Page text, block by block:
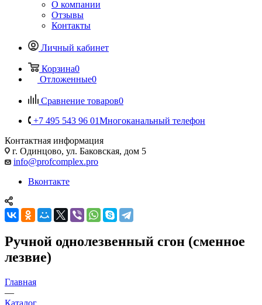
О компании
Отзывы
Контакты
Личный кабинет
Корзина0
Отложенные0
Сравнение товаров0
+7 495 543 96 01Многоканальный телефон
Контактная информация
г. Одинцово, ул. Баковская, дом 5
info@profcomplex.pro
Вконтакте
Ручной однолезвенный сгон (сменное
лезвие)
Главная
—
Каталог